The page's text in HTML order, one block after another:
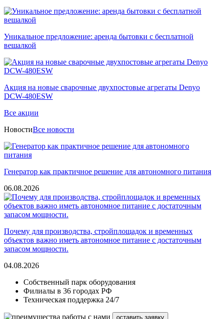
Уникальное предложение: аренда бытовки с бесплатной
вешалкой
Акция на новые сварочные двухпостовые агрегаты Denyo
DCW-480ESW
Все акции
НовостиВсе новости
Генератор как практичное решение для автономного питания
06.08.2026
Почему для производства, стройплощадок и временных
объектов важно иметь автономное питание с достаточным
запасом мощности.
04.08.2026
Собственный парк оборудования
Филиалы в 36 городах РФ
Техническая поддержка 24/7
оставить заявку